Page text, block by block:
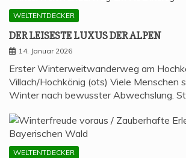
WELTENTDECKER
DER LEI­SES­TE LUXUS DER ALPEN
14. Januar 2026
Erster Winterweitwanderweg am
Villach/Hochkönig (ots) Viele Menschen
Winter nach bewusster Abwechslung.
WELTENTDECKER